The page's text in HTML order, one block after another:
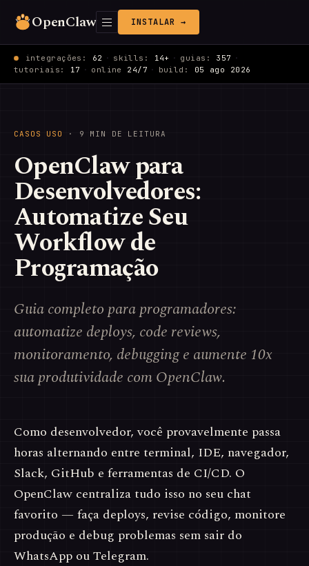
OpenClaw INSTALAR →
integrações: 62 · skills: 14+ · guias: 357 ·
tutoriais: 17 · online 24/7 · build: 05 ago 2026
CASOS USO · 9 MIN DE LEITURA
OpenClaw para
Desenvolvedores:
Automatize Seu
Workflow de
Programação
Guia completo para programadores:
automatize deploys, code reviews,
monitoramento, debugging e aumente 10x
sua produtividade com OpenClaw.
Como desenvolvedor, você provavelmente passa
horas alternando entre terminal, IDE, navegador,
Slack, GitHub e ferramentas de CI/CD. O
OpenClaw centraliza tudo isso no seu chat
favorito — faça deploys, revise código, monitore
produção e debug problemas sem sair do
WhatsApp ou Telegram.